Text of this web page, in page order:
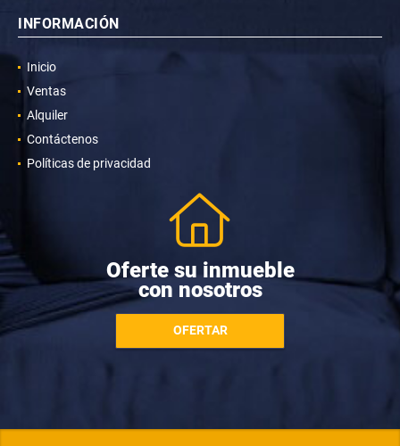
INFORMACIÓN
Inicio
Ventas
Alquiler
Contáctenos
Políticas de privacidad
Oferte su inmueble
con nosotros
OFERTAR